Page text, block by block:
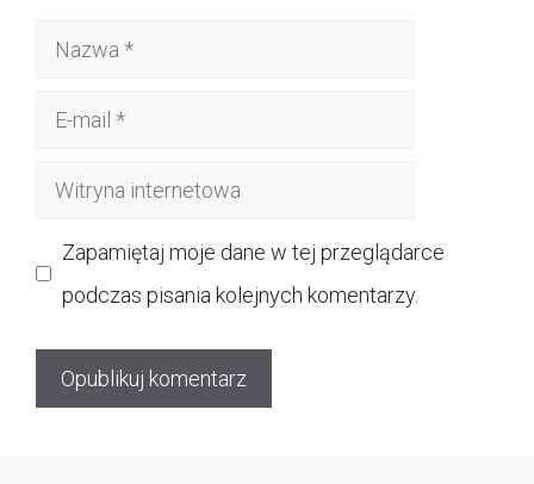
Nazwa
Witryna
Zapamiętaj moje dane w tej przeglądarce
podczas pisania kolejnych komentarzy.